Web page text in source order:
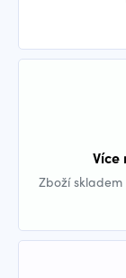
Více
Zboží